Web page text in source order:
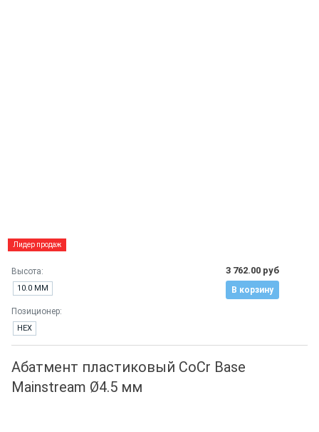
Лидер продаж
Высота:
10.0 ММ
Позиционер:
HEX
3 762.00 руб
В корзину
Абатмент пластиковый CoCr Base
Mainstream Ø4.5 мм